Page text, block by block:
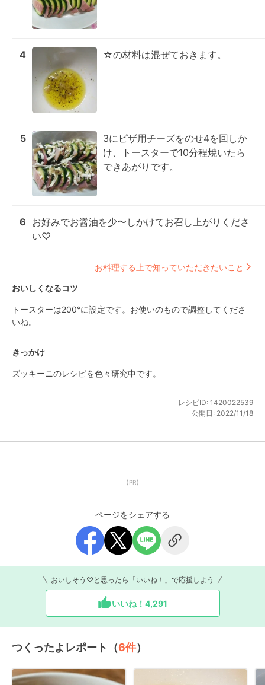
4 ☆の材料は混ぜておきます。
5
3にピザ用チーズをのせ4を回しか
け、トースターで10分程焼いたら
できあがりです。
6 お好みでお醤油を少〜しかけてお召し上がりくださ
い♡
お料理する上で知っていただきたいこと
おいしくなるコツ
トースターは200°に設定です。お使いのもので調整してくださ
いね。
きっかけ
ズッキーニのレシピを色々研究中です。
レシピID: 1420022539
公開日: 2022/11/18
【PR】
ページをシェアする
おいしそう♡と思ったら「いいね！」で応援しよう
いいね！ 4,291
つくったよレポート（6件）